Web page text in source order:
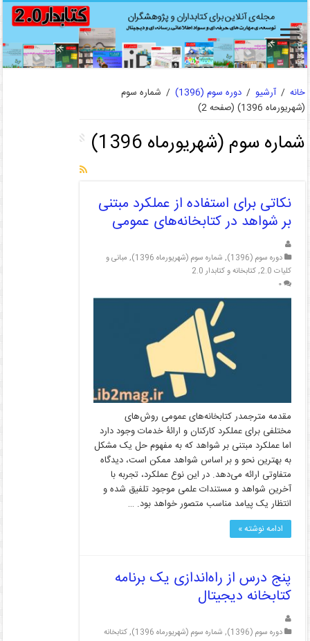
خانه / آرشیو / دوره سوم (1396) / شماره سوم
(شهریورماه 1396)
(صفحه 2)
شماره سوم (شهریورماه 1396)
نکاتی برای استفاده از عملکرد مبتنی
بر شواهد در کتابخانه‌های عمومی
دوره سوم (1396) , شماره سوم (شهریورماه 1396) , مبانی و
کلیات 2.0
,کتابخانه و کتابدار 2.0
۰
مقدمه مترجمدر کتابخانه‌­های عمومی روش‌­های
مختلفی برای عملکرد کارکنان و ارائۀ خدمات وجود دارد
اما عملکرد مبتنی بر شواهد که به مفهوم حل یک مشکل
به بهترین نحو و بر اساس شواهد ممکن است، دیدگاه
متفاوتی ارائه می­‌دهد. در این نوع عملکرد، تجربه با
آخرین شواهد و مستندات علمی موجود تلفیق شده و
انتظار یک پیامد مناسب متصور خواهد بود. …
ادامه نوشته »
پنج درس از راه‌اندازی یک برنامه
کتابخانه دیجیتال
دوره سوم (1396) , شماره سوم (شهریورماه 1396) ,کتابخانه